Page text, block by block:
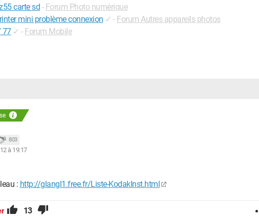
carte sd - Forum Photo numérique
mini problème connexion ✓ - Forum Autres appareils photos
77 ✓ - Forum Mobile
803
à 19:17
: http://glangl1.free.fr/Liste-KodakInst.html
13